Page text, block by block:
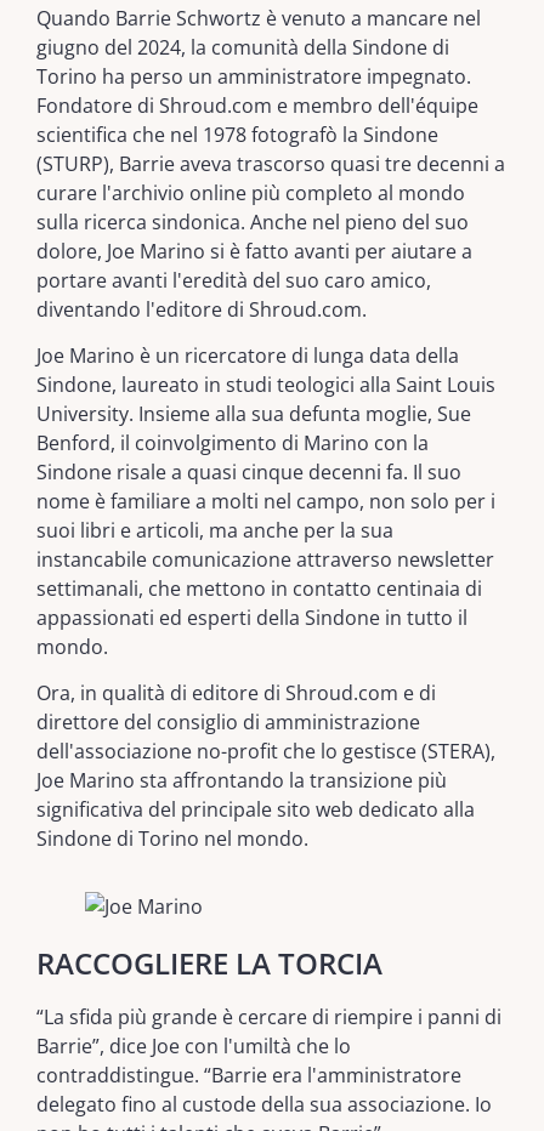
Quando Barrie Schwortz è venuto a mancare nel
giugno del 2024, la comunità della Sindone di
Torino ha perso un amministratore impegnato.
Fondatore di Shroud.com e membro dell'équipe
scientifica che nel 1978 fotografò la Sindone
(STURP), Barrie aveva trascorso quasi tre decenni a
curare l'archivio online più completo al mondo
sulla ricerca sindonica. Anche nel pieno del suo
dolore, Joe Marino si è fatto avanti per aiutare a
portare avanti l'eredità del suo caro amico,
diventando l'editore di Shroud.com.
Joe Marino è un ricercatore di lunga data della
Sindone, laureato in studi teologici alla Saint Louis
University. Insieme alla sua defunta moglie, Sue
Benford, il coinvolgimento di Marino con la
Sindone risale a quasi cinque decenni fa. Il suo
nome è familiare a molti nel campo, non solo per i
suoi libri e articoli, ma anche per la sua
instancabile comunicazione attraverso newsletter
settimanali, che mettono in contatto centinaia di
appassionati ed esperti della Sindone in tutto il
mondo.
Ora, in qualità di editore di Shroud.com e di
direttore del consiglio di amministrazione
dell'associazione no-profit che lo gestisce (STERA),
Joe Marino sta affrontando la transizione più
significativa del principale sito web dedicato alla
Sindone di Torino nel mondo.
RACCOGLIERE LA TORCIA
“La sfida più grande è cercare di riempire i panni di
Barrie”, dice Joe con l'umiltà che lo
contraddistingue. “Barrie era l'amministratore
delegato fino al custode della sua associazione. Io